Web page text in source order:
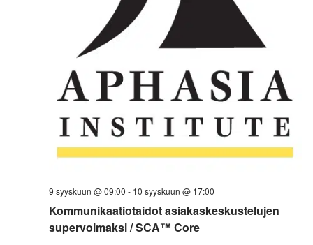
Kommunikaatiotaidot asiakaskeskustelujen
supervoimaksi / SCA™ Core
9 syyskuun @ 09:00 - 10 syyskuun @ 17:00